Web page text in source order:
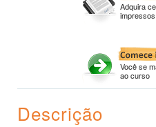
Adquira
Você se
ao curso
Descrição